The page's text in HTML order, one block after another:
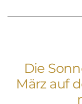
Die
März auf